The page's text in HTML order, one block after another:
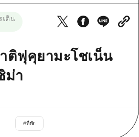
ฐาน
ติศาสตร์ / วัฒนธรรม
ชาติ
ณรอบๆ มิยาจิมะ
ดเอฮิเมะ
ะ
การจราจรรอง
ยวคุ้มค่าตั๋วเที่ยวคุ้มค่า
รรับฝากและจัดส่งสัมภาระ
International
เดิน
ติฟุคุยามะโชเน็น
ม่า
#ที่พัก